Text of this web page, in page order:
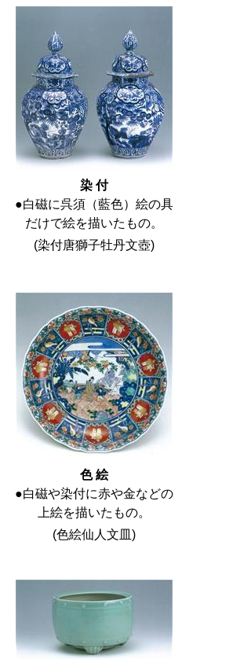
染 付
●白磁に呉須（藍色）絵の具
だけで絵を描いたもの。
(染付唐獅子牡丹文壺)
色 絵
●白磁や染付に赤や金などの
上絵を描いたもの。
(色絵仙人文皿)